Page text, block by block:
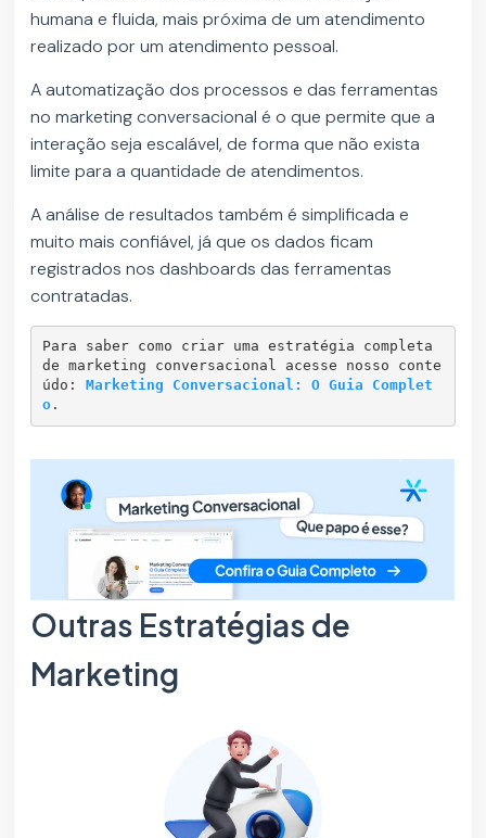
humana e fluida, mais próxima de um atendimento
realizado por um atendimento pessoal.
A automatização dos processos e das ferramentas
no marketing conversacional é o que permite que a
interação seja escalável, de forma que não exista
limite para a quantidade de atendimentos.
A análise de resultados também é simplificada e
muito mais confiável, já que os dados ficam
registrados nos dashboards das ferramentas
contratadas.
Para saber como criar uma estratégia completa
de marketing conversacional acesse nosso conte
údo: Marketing Conversacional: O Guia Complet
o.
Outras Estratégias de
Marketing